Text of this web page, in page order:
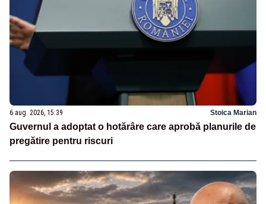
6 aug. 2026, 15:39 Stoica Marian
Guvernul a adoptat o hotărâre care aprobă planurile de
pregătire pentru riscuri